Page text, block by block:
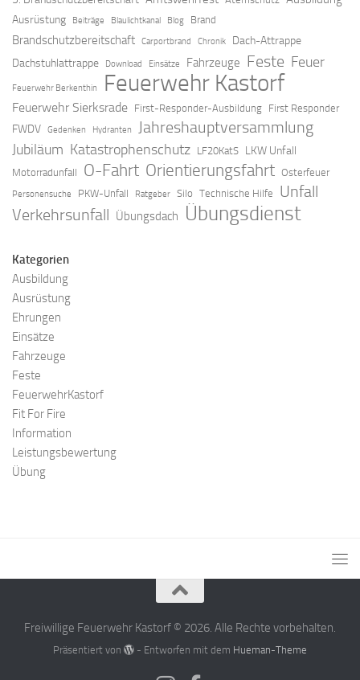
Ausrüstung Beiträge Blaulichtkanal Blog Brand
Brandschutzbereitschaft Carportbrand Chronik
Dach-Attrappe
Dachstuhlattrappe
Download Einsätze Fahrzeuge Feste Feuer
Feuerwehr Berkenthin Feuerwehr Kastorf
Feuerwehr Sierksrade First-Responder-Ausbildung First Responder
FWDV Gedenken Hydranten Jahreshauptversammlung
Jubiläum Katastrophenschutz LF20KatS LKW Unfall
Motorradunfall O-Fahrt Orientierungsfahrt Osterfeuer
Personensuche PKW-Unfall Ratgeber Silo Technische Hilfe Unfall
Verkehrsunfall Übungsdach Übungsdienst
Kategorien
Ausbildung
Ausrüstung
Ehrungen
Einsätze
Fahrzeuge
Feste
FeuerwehrKastorf
Fit For Fire
Information
Leistungsbewertung
Übung
Freiwillige Feuerwehr Kastorf © 2026. Alle Rechte vorbehalten.
Präsentiert von - Entworfen mit dem Hueman-Theme